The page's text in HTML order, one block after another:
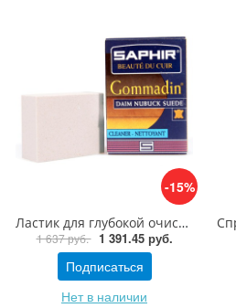
-15%
Ластик для глубокой очистки замши, нубука Saphir Gommadin daim Nubuk
1 637 руб. 1 391.45 руб.
Подписаться
Нет в наличии